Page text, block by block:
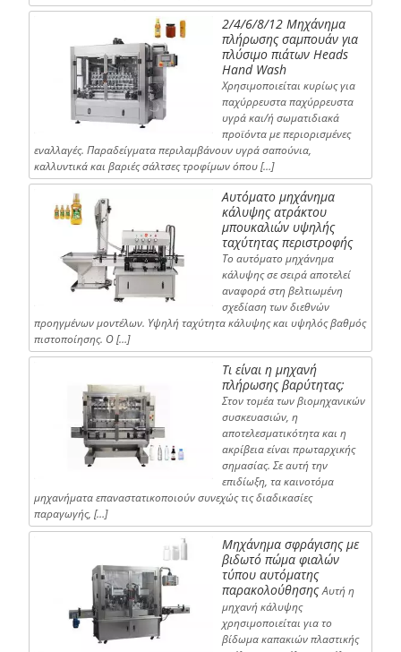
2/4/6/8/12 Μηχάνημα
πλήρωσης σαμπουάν για
πλύσιμο πιάτων Heads
Hand Wash
Χρησιμοποιείται κυρίως για
παχύρρευστα παχύρρευστα
υγρά και/ή σωματιδιακά
προϊόντα με περιορισμένες
εναλλαγές. Παραδείγματα περιλαμβάνουν υγρά σαπούνια,
καλλυντικά και βαριές σάλτσες τροφίμων όπου […]
Αυτόματο μηχάνημα
κάλυψης ατράκτου
μπουκαλιών υψηλής
ταχύτητας περιστροφής
Το αυτόματο μηχάνημα
κάλυψης σε σειρά αποτελεί
αναφορά στη βελτιωμένη
σχεδίαση των διεθνών
προηγμένων μοντέλων. Υψηλή ταχύτητα κάλυψης και υψηλός βαθμός
πιστοποίησης. Ο […]
Τι είναι η μηχανή
πλήρωσης βαρύτητας;
Στον τομέα των βιομηχανικών
συσκευασιών, η
αποτελεσματικότητα και η
ακρίβεια είναι πρωταρχικής
σημασίας. Σε αυτή την
επιδίωξη, τα καινοτόμα
μηχανήματα επαναστατικοποιούν συνεχώς τις διαδικασίες
παραγωγής, […]
Μηχάνημα σφράγισης με
βιδωτό πώμα φιαλών
τύπου αυτόματης
παρακολούθησης Αυτή η
μηχανή κάλυψης
χρησιμοποιείται για το
βίδωμα καπακιών πλαστικής